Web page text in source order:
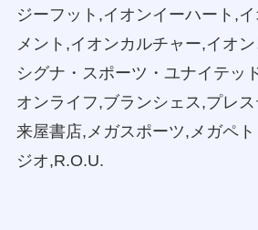
ジーフット,イオンイーハート,
メント,イオンカルチャー,イオン
シグナ・スポーツ・ユナイテッ
オンライフ,ブランシェス,プレ
来屋書店,メガスポーツ,メガペ
ジオ,R.O.U.